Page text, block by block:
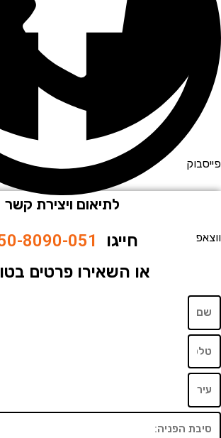
לתיאום ויצירת קשר
חייגו050-8090-051
או השאירו פרטים בטופס!